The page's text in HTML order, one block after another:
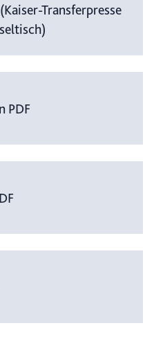
Transferpresse
PDF